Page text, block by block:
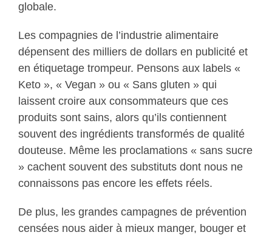
globale.
Les compagnies de l’industrie alimentaire
dépensent des milliers de dollars en publicité et
en étiquetage trompeur. Pensons aux labels «
Keto », « Vegan » ou « Sans gluten » qui
laissent croire aux consommateurs que ces
produits sont sains, alors qu’ils contiennent
souvent des ingrédients transformés de qualité
douteuse. Même les proclamations « sans sucre
» cachent souvent des substituts dont nous ne
connaissons pas encore les effets réels.
De plus, les grandes campagnes de prévention
censées nous aider à mieux manger, bouger et